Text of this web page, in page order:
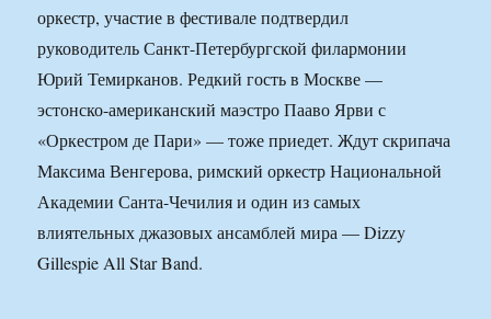
оркестр, участие в фестивале подтвердил
руководитель Санкт-Петербургской филармонии
Юрий Темирканов. Редкий гость в Москве —
эстонско-американский маэстро Пааво Ярви с
«Оркестром де Пари» — тоже приедет. Ждут скрипача
Максима Венгерова, римский оркестр Национальной
Академии Санта-Чечилия и один из самых
влиятельных джазовых ансамблей мира — Dizzy
Gillespie All Star Band.